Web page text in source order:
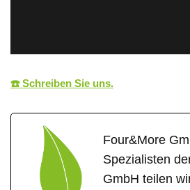
☎️ Schreiben Sie uns.
Four&More
Spezialisten
GmbH teilen